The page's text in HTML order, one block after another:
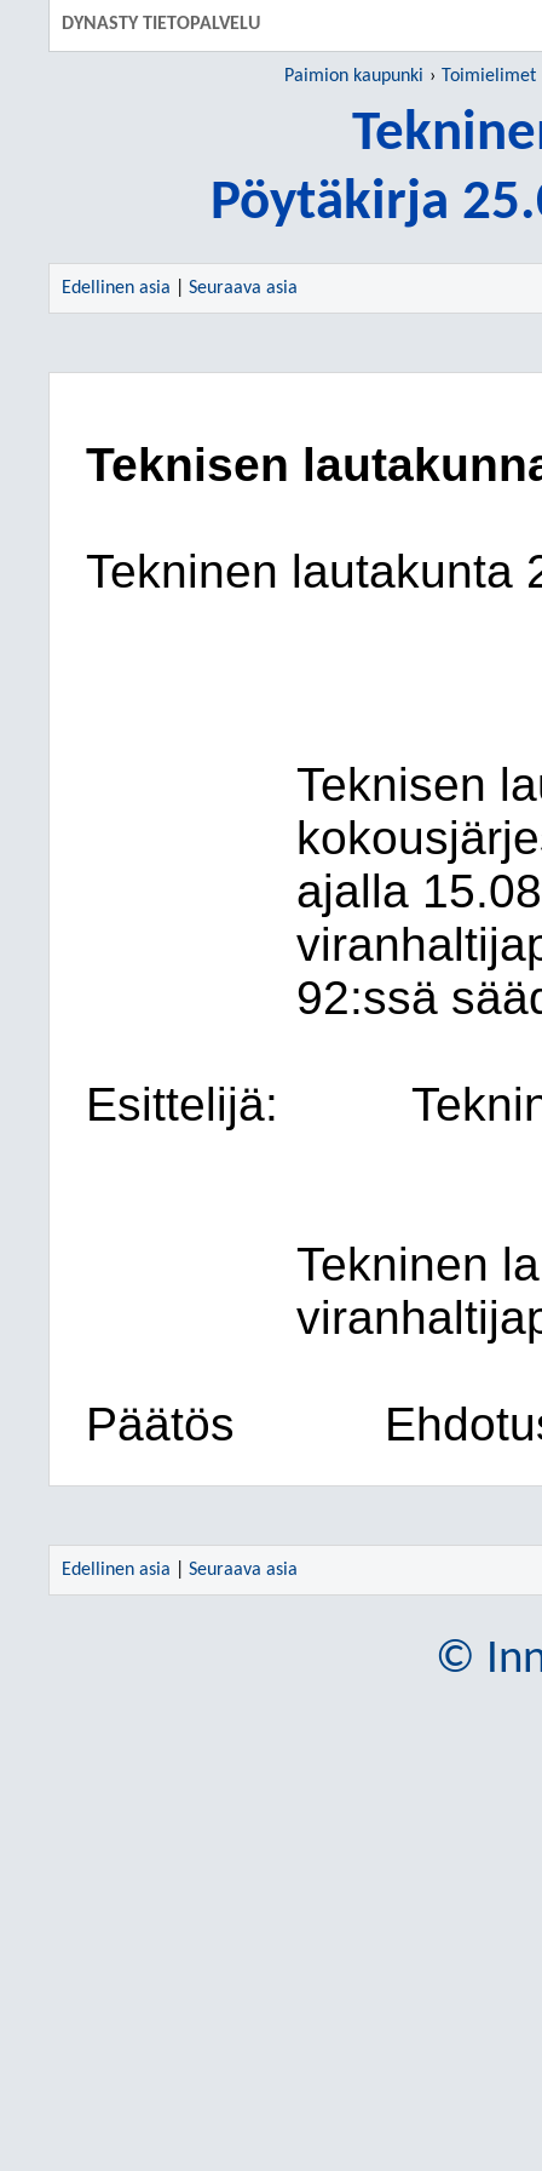
DYNASTY TIETOPALVELU
Paimion kaupunki Toimielimet
Pöytäkirja
Edellinen asia Seuraava asia
Teknisen
Tekninen lautakunta
Teknisen
ajalla
92:ssä
Esittelijä:
Tekninen
Päätös
Edellinen asia Seuraava asia
©